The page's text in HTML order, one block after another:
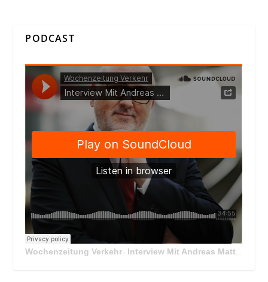
PODCAST
Wochenzeitung Verkehr · Interview Mit Andreas Matthä, CEO der ÖBB Holding